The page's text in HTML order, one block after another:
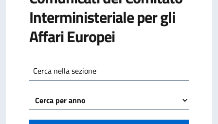
Interministeriale per gli
Affari Europei
Cerca nella sezione